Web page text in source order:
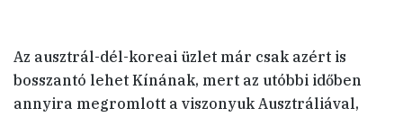
Az ausztrál-dél-koreai üzlet már csak azért is
bosszantó lehet Kínának, mert az utóbbi időben
annyira megromlott a viszonyuk Ausztráliával,